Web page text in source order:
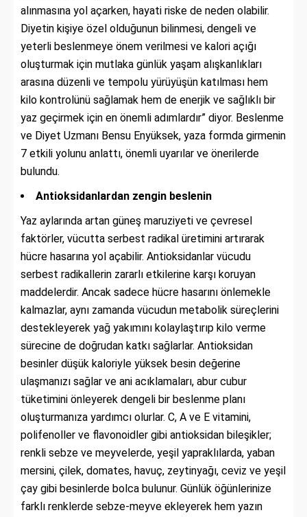
alınmasına yol açarken, hayati riske de neden olabilir.
Diyetin kişiye özel olduğunun bilinmesi, dengeli ve
yeterli beslenmeye önem verilmesi ve kalori açığı
oluşturmak için mutlaka günlük yaşam alışkanlıkları
arasına düzenli ve tempolu yürüyüşün katılması hem
kilo kontrolünü sağlamak hem de enerjik ve sağlıklı bir
yaz geçirmek için en önemli adımlardır” diyor. Beslenme
ve Diyet Uzmanı Bensu Enyüksek, yaza formda girmenin
7 etkili yolunu anlattı, önemli uyarılar ve önerilerde
bulundu.
Antioksidanlardan zengin beslenin
Yaz aylarında artan güneş maruziyeti ve çevresel
faktörler, vücutta serbest radikal üretimini artırarak
hücre hasarına yol açabilir. Antioksidanlar vücudu
serbest radikallerin zararlı etkilerine karşı koruyan
maddelerdir. Ancak sadece hücre hasarını önlemekle
kalmazlar, aynı zamanda vücudun metabolik süreçlerini
destekleyerek yağ yakımını kolaylaştırıp kilo verme
sürecine de doğrudan katkı sağlarlar. Antioksidan
besinler düşük kaloriyle yüksek besin değerine
ulaşmanızı sağlar ve ani acıklamaları, abur cubur
tüketimini önleyerek dengeli bir beslenme planı
oluşturmanıza yardımcı olurlar. C, A ve E vitamini,
polifenoller ve flavonoidler gibi antioksidan bileşikler;
renkli sebze ve meyvelerde, yeşil yapraklılarda, yaban
mersini, çilek, domates, havuç, zeytinyağı, ceviz ve yeşil
çay gibi besinlerde bolca bulunur. Günlük öğünlerinize
farklı renklerde sebze-meyve ekleyerek hem yazın